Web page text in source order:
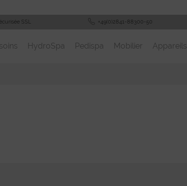
SSL +49(0)2841-88300-50
HydroSpa Pedispa Mobilier Appareils